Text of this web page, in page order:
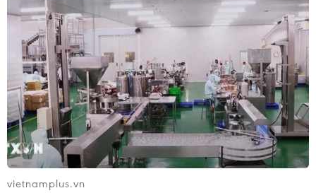
06/08/2026 15:04
Vụ chuyên Tuyên Quang: Thu hồi,
hủy bỏ giấy chứng nhận kết quả thi
đã cấp
06/08/2026 13:55
Khuyến khích các cơ sở giáo dục đại
vietnamplus.vn